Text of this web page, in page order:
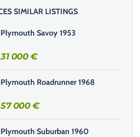
SIMILAR LISTINGS
Plymouth Savoy 1953
31 000€
Plymouth Roadrunner 1968
57 000€
Plymouth Suburban 1960